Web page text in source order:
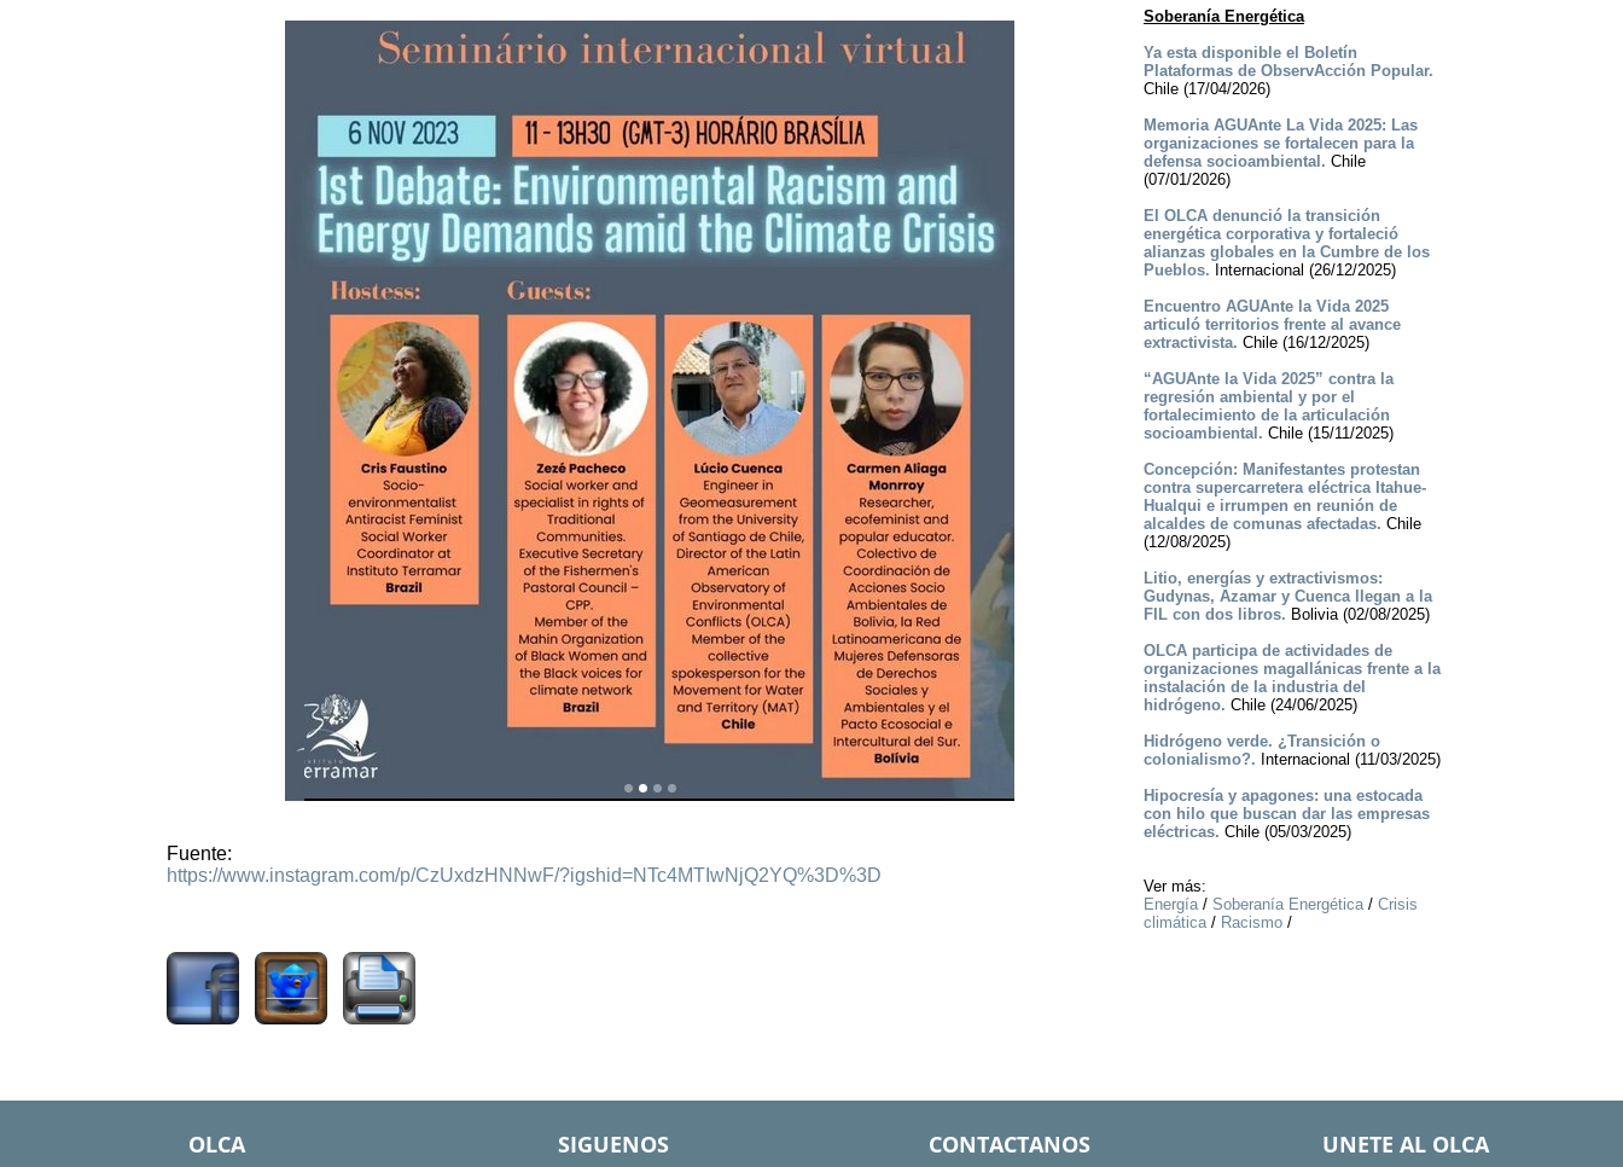
Fuente:
https://www.instagram.com/p/CzUxdzHNNwF/?igshid=NTc4MTIwNjQ2YQ%3D%3D
Soberanía Energética
Ya esta disponible el Boletín
Plataformas de ObservAcción Popular.
Chile (17/04/2026)
Memoria AGUAnte La Vida 2025: Las
organizaciones se fortalecen para la
defensa socioambiental. Chile
(07/01/2026)
El OLCA denunció la transición
energética corporativa y fortaleció
alianzas globales en la Cumbre de los
Pueblos. Internacional (26/12/2025)
Encuentro AGUAnte la Vida 2025
articuló territorios frente al avance
extractivista. Chile (16/12/2025)
“AGUAnte la Vida 2025” contra la
regresión ambiental y por el
fortalecimiento de la articulación
socioambiental. Chile (15/11/2025)
Concepción: Manifestantes protestan
contra supercarretera eléctrica Itahue-
Hualqui e irrumpen en reunión de
alcaldes de comunas afectadas. Chile
(12/08/2025)
Litio, energías y extractivismos:
Gudynas, Azamar y Cuenca llegan a la
FIL con dos libros. Bolivia (02/08/2025)
OLCA participa de actividades de
organizaciones magallánicas frente a la
instalación de la industria del
hidrógeno. Chile (24/06/2025)
Hidrógeno verde. ¿Transición o
colonialismo?. Internacional (11/03/2025)
Hipocresía y apagones: una estocada
con hilo que buscan dar las empresas
eléctricas. Chile (05/03/2025)
Ver más:
Energía/ Soberanía Energética/ Crisis
climática/ Racismo/
OLCA SIGUENOS CONTACTANOS UNETE AL OLCA